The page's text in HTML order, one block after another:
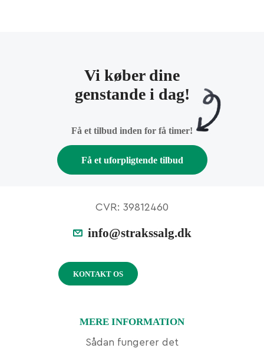
Vi køber dine
genstande i dag!
Få et tilbud inden for få timer!
Få et uforpligtende tilbud
MERE INFORMATION
Sådan fungerer det
CVR: 39812460
info@strakssalg.dk
KONTAKT OS